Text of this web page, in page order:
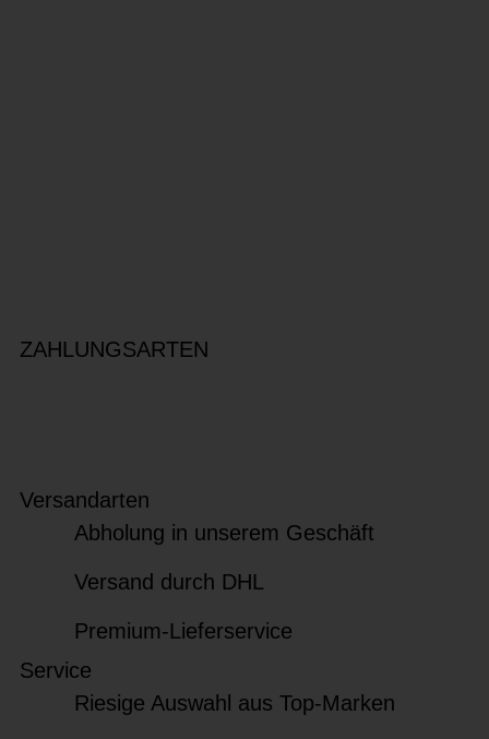
ZAHLUNGSARTEN
Versandarten
Abholung in unserem Geschäft
Versand durch DHL
Premium-Lieferservice
Service
Riesige Auswahl aus Top-Marken